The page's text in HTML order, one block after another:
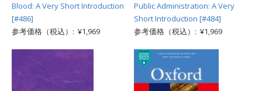
Blood: A Very Short Introduction
[#486]
参考価格（税込）: ¥1,969
Public Administration: A Very
Short Introduction [#484]
参考価格（税込）: ¥1,969